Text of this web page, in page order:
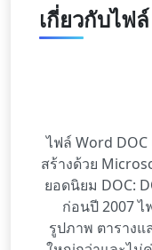
เกี่ยวกับไฟ
ไฟล์ Word DOC
สร้างด้วย
ยอดนิยม DOC:
ก่อนปี 2007
รูปภาพ ตาราง